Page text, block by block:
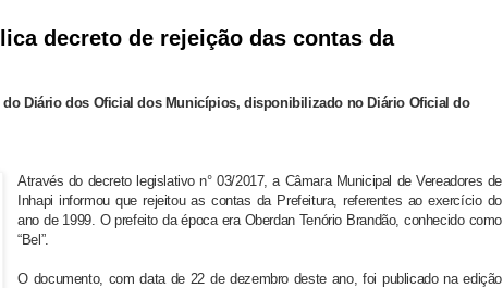
decreto de rejeição das contas da
do Diário dos Oficial dos Municípios, disponibilizado no Diário Oficial do
Através do decreto legislativo n° 03/2017, a Câmara Municipal de Vereadores de
Inhapi informou que rejeitou as contas da Prefeitura, referentes ao exercício do
ano de 1999. O prefeito da época era Oberdan Tenório Brandão, conhecido como
“Bel”.
O documento, com data de 22 de dezembro deste ano, foi publicado na edição